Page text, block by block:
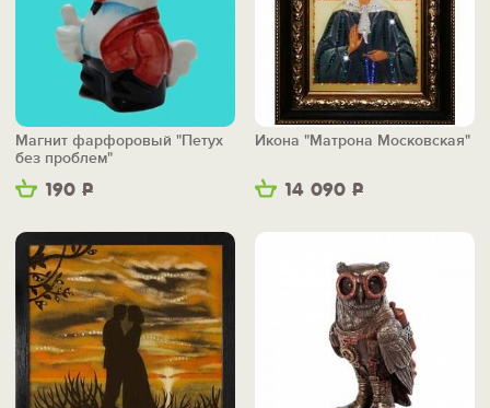
190 Р
Магнит фарфоровый "Петух
без проблем"
14 090 Р
Икона "Матрона Московская"